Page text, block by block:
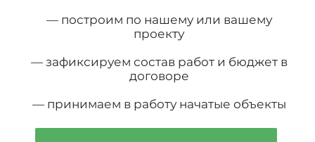
— построим по нашему или вашему
проекту
— зафиксируем состав работ и бюджет в
договоре
— принимаем в работу начатые объекты